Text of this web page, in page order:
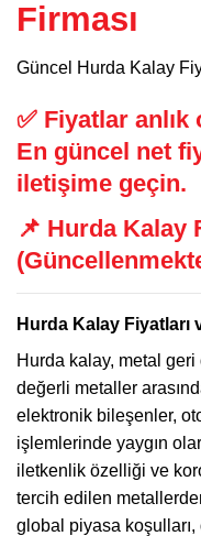
Firması
Güncel Hurda Kalay
✅ Fiyatlar
En güncel net
iletişime geçin.
📌 Hurda Kalay
Hurda Kalay
Hurda kalay, metal
değerli metaller
elektronik bileşenler,
işlemlerinde yaygın
iletkenlik özelliği ve
tercih edilen
global piyasa koşulları,